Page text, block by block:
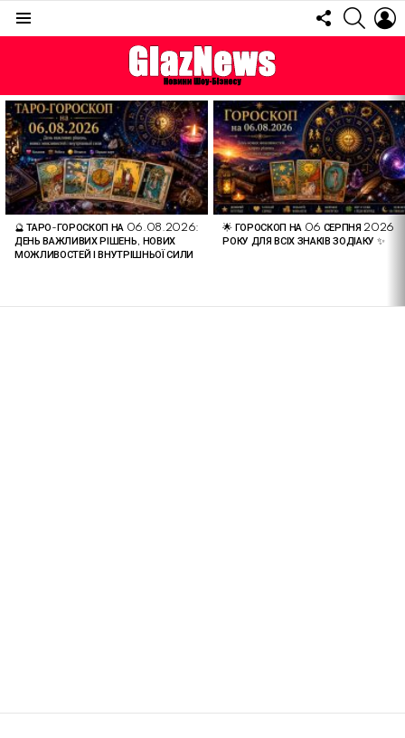
FOLLOW
US
ОСТАННІ
СТАТТІ
🔮 ТАРО-ГОРОСКОП НА 06.08.2026:
ДЕНЬ ВАЖЛИВИХ РІШЕНЬ, НОВИХ
МОЖЛИВОСТЕЙ І ВНУТРІШНЬОЇ СИЛИ
🌟 ГОРОСКОП НА 06 СЕРПНЯ 2026
РОКУ ДЛЯ ВСІХ ЗНАКІВ ЗОДІАКУ ✨